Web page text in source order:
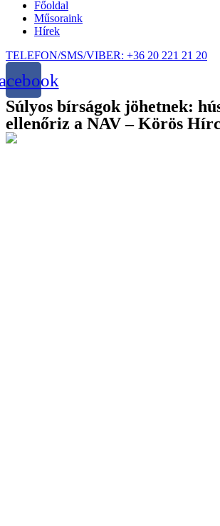
Főoldal
Műsoraink
Hírek
TELEFON/SMS/VIBER: +36 20 221 21 20
Súlyos bírságok jöhetnek:
ellenőriz a NAV – Körös